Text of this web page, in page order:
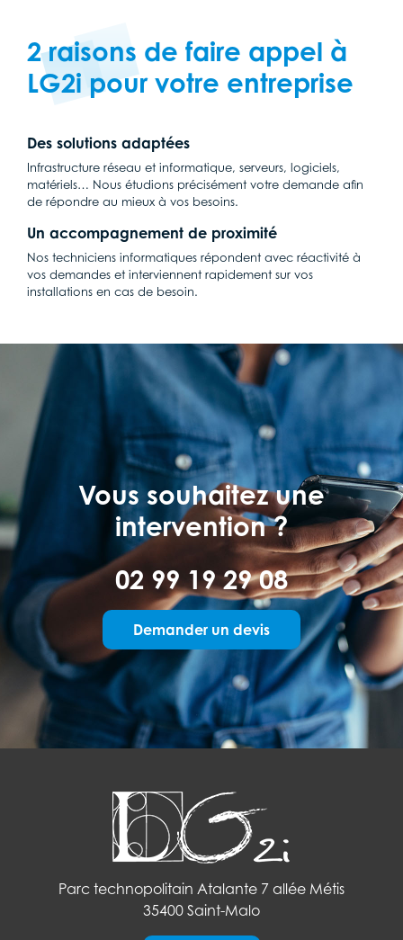
2 raisons de faire appel à
LG2i pour votre entreprise
Des solutions adaptées
Infrastructure réseau et informatique, serveurs, logiciels,
matériels… Nous étudions précisément votre demande afin
de répondre au mieux à vos besoins.
Un accompagnement de proximité
Nos techniciens informatiques répondent avec réactivité à
vos demandes et interviennent rapidement sur vos
installations en cas de besoin.
Vous souhaitez une
intervention ?
02 99 19 29 08
Demander un devis
Parc technopolitain Atalante 7 allée Métis
35400 Saint-Malo